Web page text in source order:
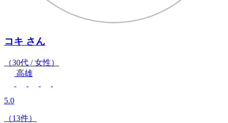
コキ さん
（30代 / 女性）
高雄
5.0
（13件）